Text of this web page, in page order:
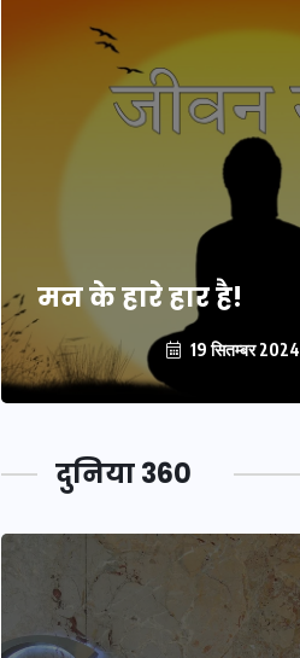
मन के हारे हार है!
19 सितम्बर 2024
दुनिया 360